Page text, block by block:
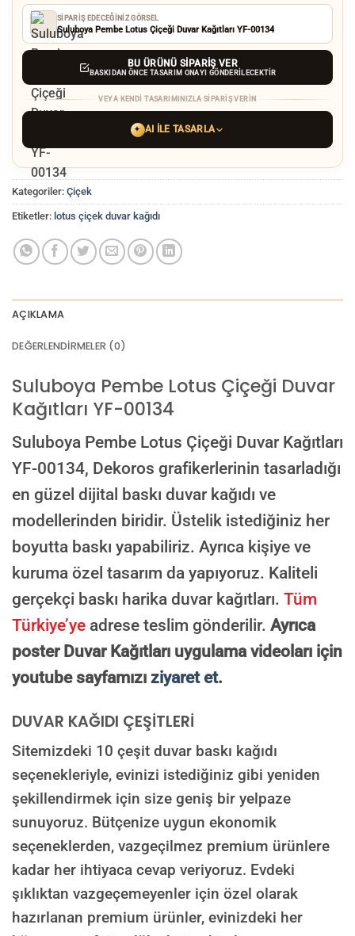
SIPARIŞ EDECEĞINIZ GÖRSEL
Suluboya Pembe Lotus Çiçeği Duvar Kağıtları YF-00134
BU ÜRÜNÜ SIPARIŞ VER
BASKIDAN ÖNCE TASARIM ONAYI GÖNDERILECEKTIR
VEYA KENDI TASARIMINIZLA SIPARIŞ VERIN
✦ AI ILE TASARLA
ChatGPT
baskı kalitesine yükseltip
üretim yaparız.
GÖRSEL LINKI
E-posta ile de gönderebilirsiniz:
Görseliniz baskıya alınmadan önce ölçüye göre düzenlenmiş son hali
AI TASARIMIYLA SIPARIŞ VER
ONAYINIZDAN SONRA BASKIYA GEÇILECEK
Kategoriler: Çiçek
Etiketler: lotus çiçek duvar kağıdı
AÇIKLAMA
DEĞERLENDIRMELER (0)
Suluboya Pembe Lotus Çiçeği Duvar
Kağıtları YF-00134
Suluboya Pembe Lotus Çiçeği Duvar Kağıtları
YF-00134, Dekoros grafikerlerinin tasarladığı
en güzel dijital baskı duvar kağıdı ve
modellerinden biridir. Üstelik istediğiniz her
boyutta baskı yapabiliriz. Ayrıca kişiye ve
kuruma özel tasarım da yapıyoruz. Kaliteli
gerçekçi baskı harika duvar kağıtları. Tüm
Türkiye’ye adrese teslim gönderilir. Ayrıca
poster Duvar Kağıtları uygulama videoları için
youtube sayfamızı ziyaret et.
DUVAR KAĞIDI ÇEŞİTLERİ
Sitemizdeki 10 çeşit duvar baskı kağıdı
seçenekleriyle, evinizi istediğiniz gibi yeniden
şekillendirmek için size geniş bir yelpaze
sunuyoruz. Bütçenize uygun ekonomik
seçeneklerden, vazgeçilmez premium ürünlere
kadar her ihtiyaca cevap veriyoruz. Evdeki
şıklıktan vazgeçemeyenler için özel olarak
hazırlanan premium ürünler, evinizdeki her